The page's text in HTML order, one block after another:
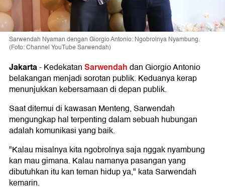
Sarwendah Nyaman dengan Giorgio Antonio: Ngobrolnya Nyambung.
(Foto: Channel YouTube Sarwendah)
Jakarta-KedekatanSarwendahdan Giorgio Antonio
belakangan menjadi sorotan publik. Keduanya kerap
menunjukkan kebersamaan di depan publik.
Saat ditemui di kawasan Menteng, Sarwendah
mengungkap hal terpenting dalam sebuah hubungan
adalah komunikasi yang baik.
"Kalau misalnya kita ngobrolnya saja nggak nyambung
kan mau gimana. Kalau namanya pasangan yang
dibutuhkan itu kan teman hidup ya," kata Sarwendah
kemarin.